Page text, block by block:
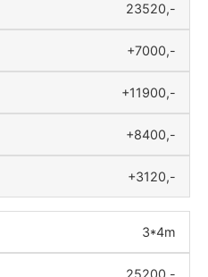
23520,-
+7000,-
+11900,-
+8400,-
+3120,-
3*4m
25200,-